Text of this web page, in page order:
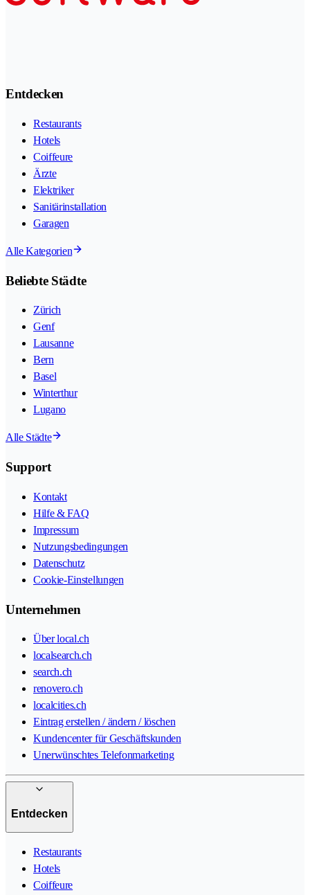
Entdecken
Restaurants
Hotels
Coiffeure
Ärzte
Elektriker
Sanitärinstallation
Garagen
Alle Kategorien
Beliebte Städte
Zürich
Genf
Lausanne
Bern
Basel
Winterthur
Lugano
Alle Städte
Support
Kontakt
Hilfe & FAQ
Impressum
Nutzungsbedingungen
Datenschutz
Cookie-Einstellungen
Unternehmen
Über local.ch
localsearch.ch
search.ch
renovero.ch
localcities.ch
Eintrag erstellen / ändern / löschen
Kundencenter für Geschäftskunden
Unerwünschtes Telefonmarketing
Entdecken
Restaurants
Hotels
Coiffeure